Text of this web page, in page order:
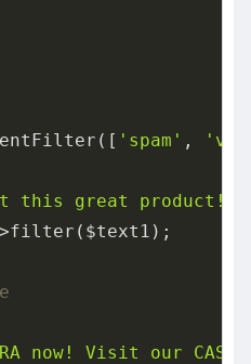
'spam' ,
this great product!"
now! Visit our